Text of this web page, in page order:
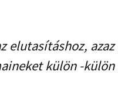
elutasításhoz,
külön -